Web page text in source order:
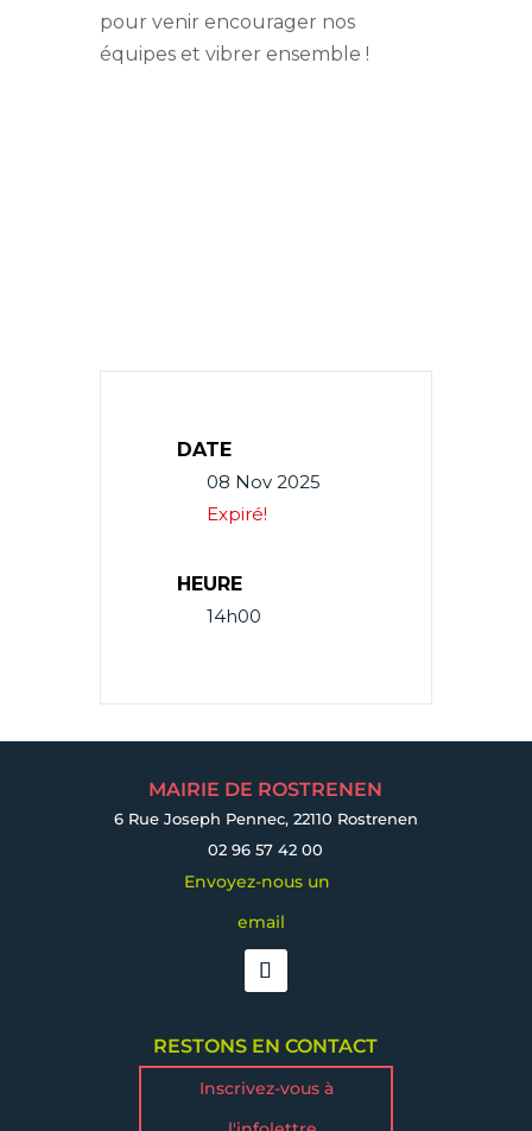
pour venir encourager nos
équipes et vibrer ensemble !
DATE
08 Nov 2025
Expiré!
HEURE
14h00
MAIRIE DE ROSTRENEN
6 Rue Joseph Pennec, 22110 Rostrenen
02 96 57 42 00
Envoyez-nous un
email
RESTONS EN CONTACT
Inscrivez-vous à